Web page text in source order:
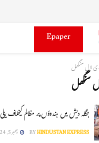
Epaper
لال سنگھل
سنگھل
بنگلہ دیش میں ہندوؤں پر مظالم کیخلاف ریلی
BYHINDUSTAN EXPRESS دسمبر 5, 2024